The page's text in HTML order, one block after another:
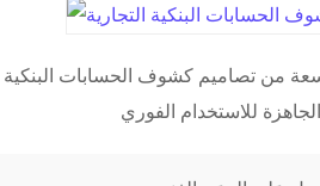
من تصاميم كشوف الحسابات البنكية